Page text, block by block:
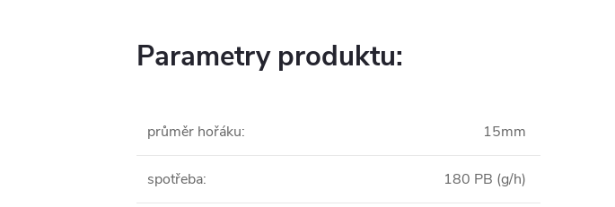
Parametry produktu:
průměr hořáku: 15mm
spotřeba: 180 PB (g/h)